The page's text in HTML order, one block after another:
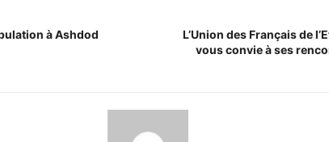
à Ashdod
L’Union des Français de
vous convie à ses